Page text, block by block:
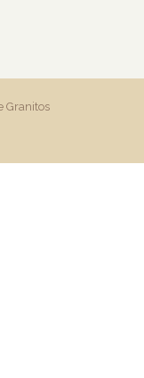
Granitos